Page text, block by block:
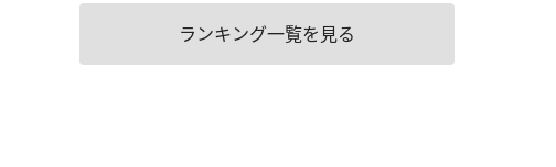
ランキング一覧を見る